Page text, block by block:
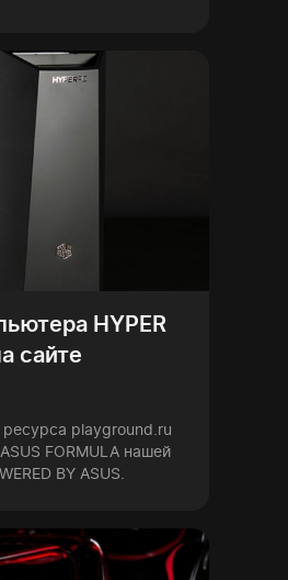
HYPER
сайте
playground.ru
FORMULA нашей
BY ASUS.